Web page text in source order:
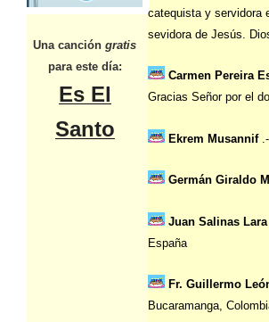
Una canción gratis
para este día:
Es El
Santo
catequista y servidora
sevidora de Jesús.
Carmen Pereira
Gracias Señor por el
Ekrem Musannif
Germán Giraldo
Juan Salinas Lara
España
Fr. Guillermo
Bucaramanga,